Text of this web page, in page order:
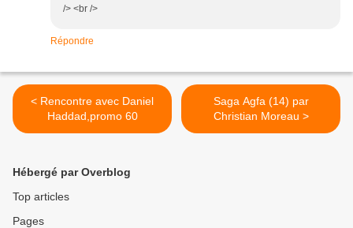
/> <br />
Répondre
< Rencontre avec Daniel
Haddad,promo 60
Saga Agfa (14) par
Christian Moreau >
Hébergé par Overblog
Top articles
Pages